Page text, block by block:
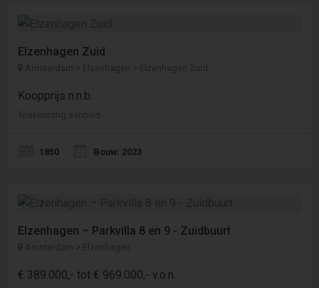
Elzenhagen Zuid
Amsterdam > Elzenhagen > Elzenhagen Zuid
Koopprijs n.n.b.
Toekomstig aanbod
1850 Bouw: 2023
Elzenhagen – Parkvilla 8 en 9 - Zuidbuurt
Amsterdam > Elzenhagen
€ 389.000,- tot € 969.000,- v.o.n.